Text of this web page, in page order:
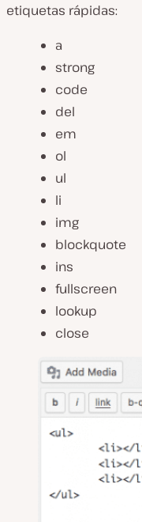
etiquetas rápidas:
a
strong
code
del
em
ol
ul
li
img
blockquote
ins
fullscreen
lookup
close